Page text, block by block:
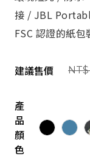
接 / JBL
FSC 認證的紙包
建議售價
產
品
顏
色